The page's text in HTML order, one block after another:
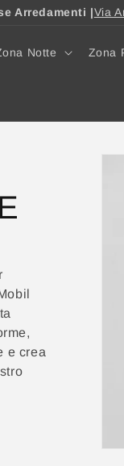
Arredamenti |Via
Notte Zona
e crea